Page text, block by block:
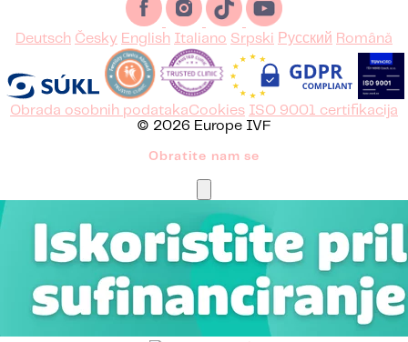
Deutsch Česky English Italiano Srpski Русский Română
Obrada osobnih podatakaCookies ISO 9001 certifikacija
© 2026 Europe IVF
Obratite nam se